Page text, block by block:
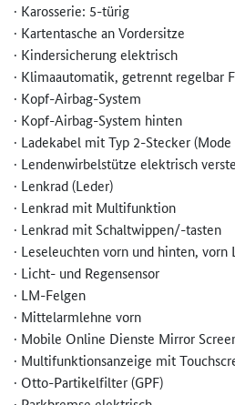
· Karosserie: 5-türig
· Kartentasche an Vordersitze
· Kindersicherung elektrisch
· Klimaautomatik, getrennt regelbar
· Kopf-Airbag-System
· Kopf-Airbag-System hinten
· Ladekabel mit Typ 2-Stecker (Mode
· Lendenwirbelstütze elektrisch
· Lenkrad (Leder)
· Lenkrad mit Multifunktion
· Lenkrad mit Schaltwippen/-tasten
· Leseleuchten vorn und hinten, vorn
· Licht- und Regensensor
· LM-Felgen
· Mittelarmlehne vorn
· Mobile Online Dienste Mirror
· Multifunktionsanzeige mit
· Otto-Partikelfilter (GPF)